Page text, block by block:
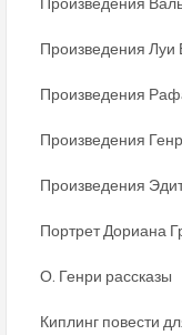
Произведения Луи
Произведения
Произведения
Произведения
Портрет Дориана
О. Генри рассказы
Киплинг повести